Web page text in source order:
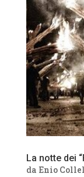
La notte dei
da Enio